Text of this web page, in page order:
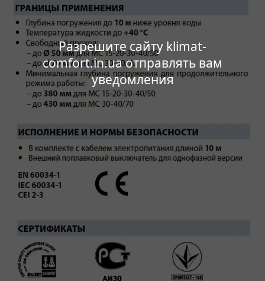
Разрешите сайту klimat-
comfort.in.ua отправлять вам
уведомления